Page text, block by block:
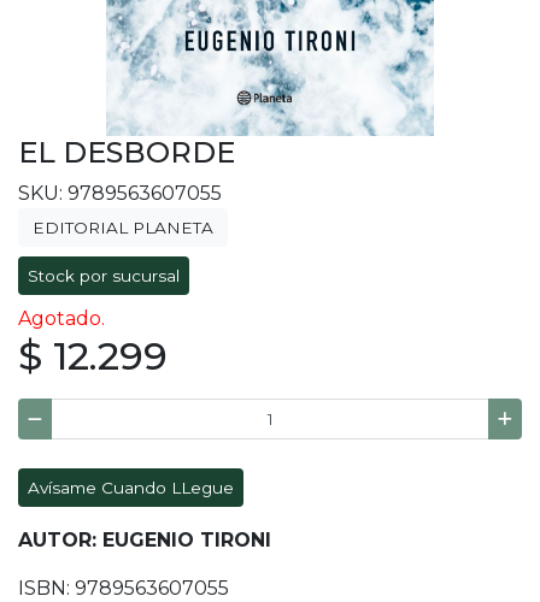
EL DESBORDE
SKU: 9789563607055
EDITORIAL PLANETA
Stock por sucursal
Agotado.
$ 12.299
Avísame Cuando LLegue
AUTOR: EUGENIO TIRONI
ISBN: 9789563607055